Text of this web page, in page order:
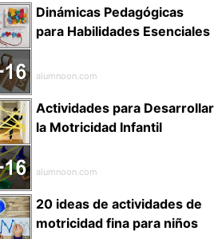
Dinámicas Pedagógicas
para Habilidades Esenciales
alumnoon.com
Actividades para Desarrollar
la Motricidad Infantil
alumnoon.com
20 ideas de actividades de
motricidad fina para niños